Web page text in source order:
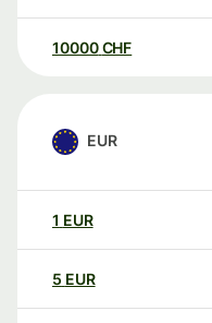
10000 CHF
EUR
1 EUR
5 EUR